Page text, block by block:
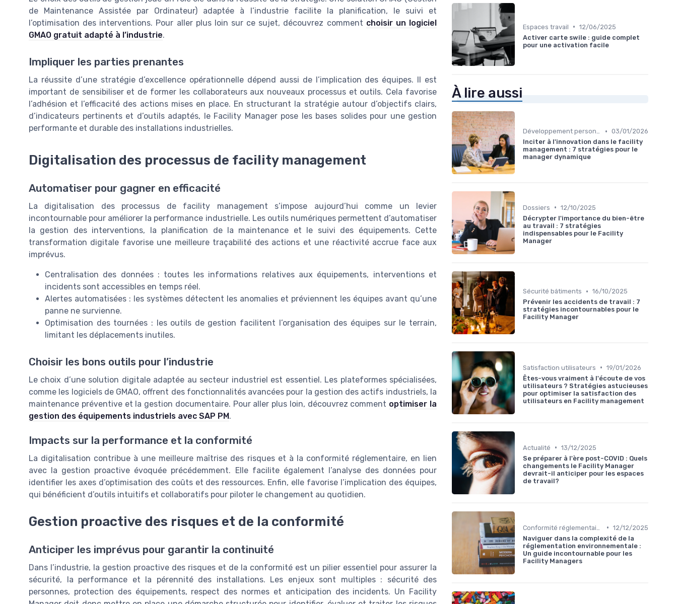
de Maintenance Assistée par Ordinateur) adaptée à l’industrie facilite la planification, le suivi et
l’optimisation des interventions. Pour aller plus loin sur ce sujet, découvrez comment choisir un logiciel
GMAO gratuit adapté à l’industrie.
Impliquer les parties prenantes
La réussite d’une stratégie d’excellence opérationnelle dépend aussi de l’implication des équipes. Il est
important de sensibiliser et de former les collaborateurs aux nouveaux processus et outils. Cela favorise
l’adhésion et l’efficacité des actions mises en place. En structurant la stratégie autour d’objectifs clairs,
d’indicateurs pertinents et d’outils adaptés, le Facility Manager pose les bases solides pour une gestion
performante et durable des installations industrielles.
Digitalisation des processus de facility management
Automatiser pour gagner en efficacité
La digitalisation des processus de facility management s’impose aujourd’hui comme un levier
incontournable pour améliorer la performance industrielle. Les outils numériques permettent d’automatiser
la gestion des interventions, la planification de la maintenance et le suivi des équipements. Cette
transformation digitale favorise une meilleure traçabilité des actions et une réactivité accrue face aux
imprévus.
Centralisation des données : toutes les informations relatives aux équipements, interventions et
incidents sont accessibles en temps réel.
Alertes automatisées : les systèmes détectent les anomalies et préviennent les équipes avant qu’une
panne ne survienne.
Optimisation des tournées : les outils de gestion facilitent l’organisation des équipes sur le terrain,
limitant les déplacements inutiles.
Choisir les bons outils pour l’industrie
Le choix d’une solution digitale adaptée au secteur industriel est essentiel. Les plateformes spécialisées,
comme les logiciels de GMAO, offrent des fonctionnalités avancées pour la gestion des actifs industriels, la
maintenance préventive et la gestion documentaire. Pour aller plus loin, découvrez comment optimiser la
gestion des équipements industriels avec SAP PM.
Impacts sur la performance et la conformité
La digitalisation contribue à une meilleure maîtrise des risques et à la conformité réglementaire, en lien
avec la gestion proactive évoquée précédemment. Elle facilite également l’analyse des données pour
identifier les axes d’optimisation des coûts et des ressources. Enfin, elle favorise l’implication des équipes,
qui bénéficient d’outils intuitifs et collaboratifs pour piloter le changement au quotidien.
Gestion proactive des risques et de la conformité
Anticiper les imprévus pour garantir la continuité
Dans l’industrie, la gestion proactive des risques et de la conformité est un pilier essentiel pour assurer la
sécurité, la performance et la pérennité des installations. Les enjeux sont multiples : sécurité des
personnes, protection des équipements, respect des normes et anticipation des incidents. Un Facility
Espaces travail • 12/06/2025
Activer carte swile : guide complet
pour une activation facile
À lire aussi
Développement personnel • 03/01/2026
Inciter à l'innovation dans le facility
management : 7 stratégies pour le
manager dynamique
Dossiers • 12/10/2025
Décrypter l'importance du bien-être
au travail : 7 stratégies
indispensables pour le Facility
Manager
Sécurité bâtiments • 16/10/2025
Prévenir les accidents de travail : 7
stratégies incontournables pour le
Facility Manager
Satisfaction utilisateurs • 19/01/2026
Êtes-vous vraiment à l'écoute de vos
utilisateurs ? Stratégies astucieuses
pour optimiser la satisfaction des
utilisateurs en Facility management
Actualité • 13/12/2025
Se préparer à l'ère post-COVID : Quels
changements le Facility Manager
devrait-il anticiper pour les espaces
de travail?
• 12/12/2025
Naviguer dans la complexité de la
réglementation environnementale :
Un guide incontournable pour les
Facility Managers